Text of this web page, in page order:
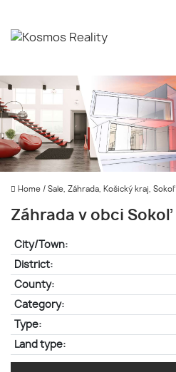
Home / Sale, Záhrada, Košický kraj, Sokoľ
Záhrada v obci Sokoľ
City/Town:
District:
County:
Category:
Type:
Land type: